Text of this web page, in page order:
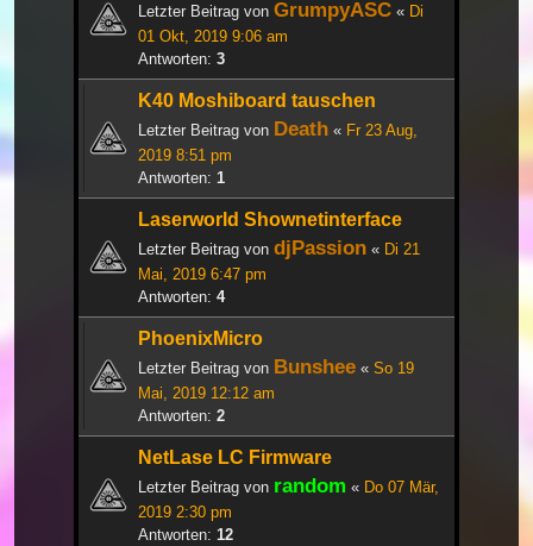
Letzter Beitrag von GrumpyASC « Di
01 Okt, 2019 9:06 am
Antworten: 3
K40 Moshiboard tauschen
Letzter Beitrag von Death « Fr 23 Aug,
2019 8:51 pm
Antworten: 1
Laserworld Shownetinterface
Letzter Beitrag von djPassion « Di 21
Mai, 2019 6:47 pm
Antworten: 4
PhoenixMicro
Letzter Beitrag von Bunshee « So 19
Mai, 2019 12:12 am
Antworten: 2
NetLase LC Firmware
Letzter Beitrag von random « Do 07 Mär,
2019 2:30 pm
Antworten: 12